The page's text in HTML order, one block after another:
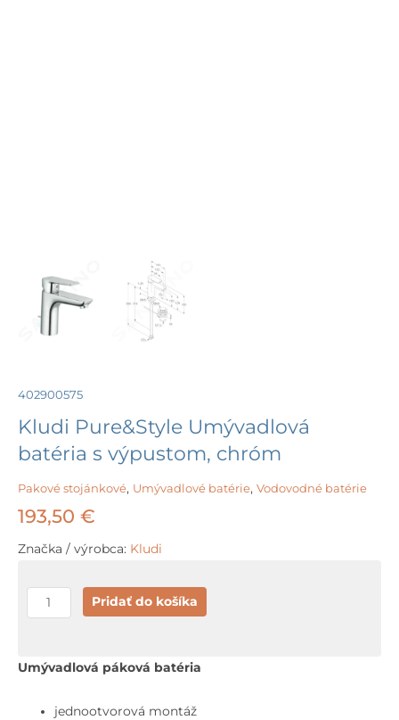
402900575
Kludi Pure&Style Umývadlová
batéria s výpustom, chróm
Pakové stojánkové, Umývadlové batérie, Vodovodné batérie
193,50 €
Značka / výrobca: Kludi
množstvo
Kludi
Umývadlová
Pridať do košíka
Umývadlová páková batéria
jednootvorová montáž